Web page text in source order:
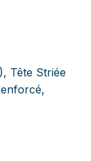
Tête Striée